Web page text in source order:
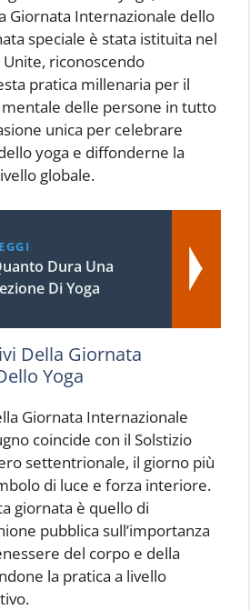
Giornata Internazionale dello
speciale è stata istituita nel
riconoscendo
pratica millenaria per il
delle persone in tutto
unica per celebrare
yoga e diffonderne la
globale.
Dura Una
Di Yoga
Della Giornata
Yoga
Giornata Internazionale
coincide con il Solstizio
settentrionale, il giorno più
di luce e forza interiore.
giornata è quello di
pubblica sull’importanza
del corpo e della
la pratica a livello